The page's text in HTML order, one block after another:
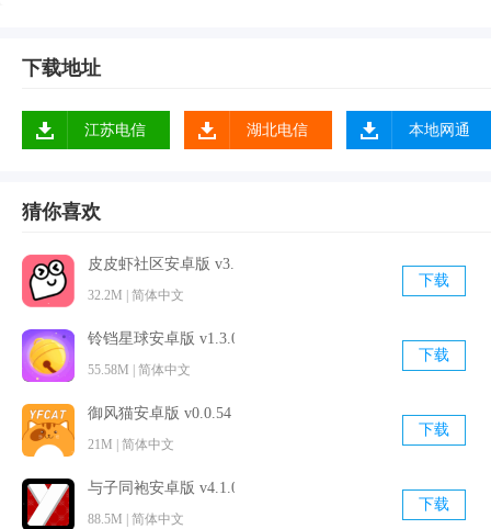
下载地址
江苏电信 湖北电信 本地网通
猜你喜欢
皮皮虾社区安卓版 v3.3.0 手机免费版
32.2M | 简体中文
下载
铃铛星球安卓版 v1.3.0 官方免费版
55.58M | 简体中文
下载
御风猫安卓版 v0.0.54 最新免费版
21M | 简体中文
下载
与子同袍安卓版 v4.1.0 手机免费版
88.5M | 简体中文
下载